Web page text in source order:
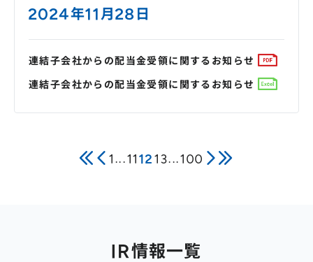
2024年11月28日
連結子会社からの配当金受領に関するお知らせ
連結子会社からの配当金受領に関するお知らせ
1 ...11 12 13...100
IR情報一覧